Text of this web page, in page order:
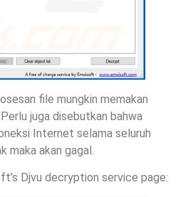
file mungkin memakan
juga disebutkan bahwa
Internet selama seluruh
maka akan gagal.
Djvu decryption service page: